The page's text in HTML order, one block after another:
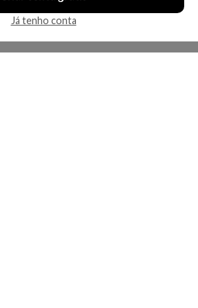
Já tenho conta